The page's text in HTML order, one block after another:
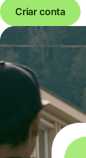
Criar conta